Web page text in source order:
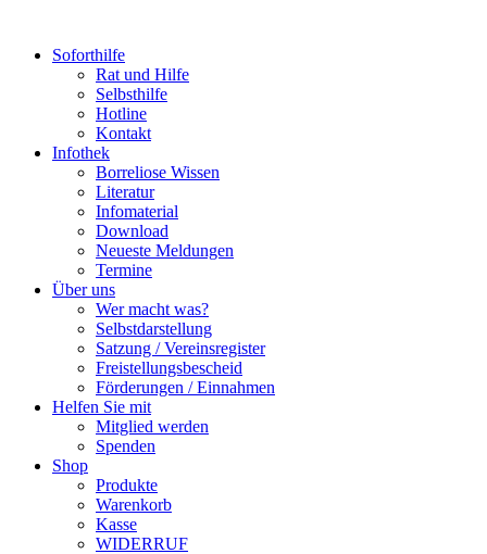
Soforthilfe
Rat und Hilfe
Selbsthilfe
Hotline
Kontakt
Infothek
Borreliose Wissen
Literatur
Infomaterial
Download
Neueste Meldungen
Termine
Über uns
Wer macht was?
Selbstdarstellung
Satzung / Vereinsregister
Freistellungsbescheid
Förderungen / Einnahmen
Helfen Sie mit
Mitglied werden
Spenden
Shop
Produkte
Warenkorb
Kasse
WIDERRUF